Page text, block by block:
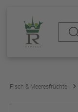
Fisch & Meeresfrüchte